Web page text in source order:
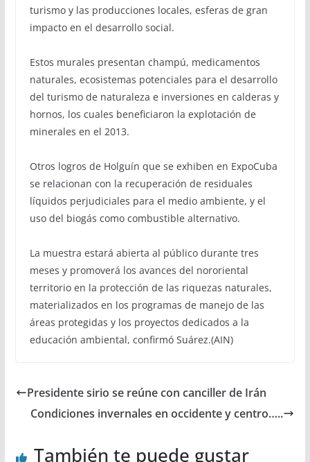
turismo y las producciones locales, esferas de gran
impacto en el desarrollo social.
Estos murales presentan champú, medicamentos
naturales, ecosistemas potenciales para el desarrollo
del turismo de naturaleza e inversiones en calderas y
hornos, los cuales beneficiaron la explotación de
minerales en el 2013.
Otros logros de Holguín que se exhiben en ExpoCuba
se relacionan con la recuperación de residuales
líquidos perjudiciales para el medio ambiente, y el
uso del biogás como combustible alternativo.
La muestra estará abierta al público durante tres
meses y promoverá los avances del nororiental
territorio en la protección de las riquezas naturales,
materializados en los programas de manejo de las
áreas protegidas y los proyectos dedicados a la
educación ambiental, confirmó Suárez.(AIN)
Presidente sirio se reúne con canciller de Irán
Condiciones invernales en occidente y centro…..
También te puede gustar